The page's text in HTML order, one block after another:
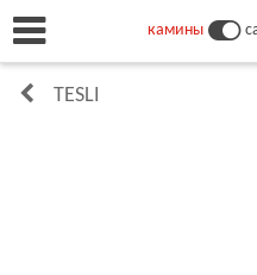
камины
TESLI